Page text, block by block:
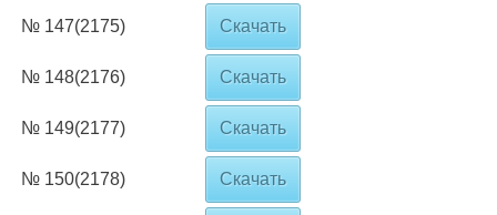
№ 147(2175) Скачать
№ 148(2176) Скачать
№ 149(2177) Скачать
№ 150(2178) Скачать